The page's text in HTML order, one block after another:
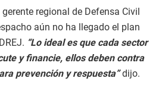
regional de Defensa Civil
aún no ha llegado el plan
“Lo ideal es que cada sector
y financie, ellos deben contra
prevención y respuesta”dijo.